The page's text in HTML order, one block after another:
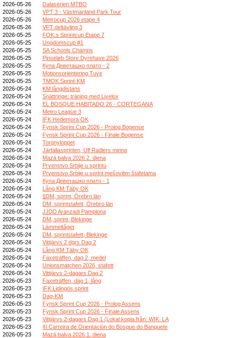
2026-05-26
Dalaserien MTBO
2026-05-26
VPT 3 - Västmanland Park Tour
2026-05-26
Metrocup 2026 etape 4
2026-05-26
VPT deltävling 3
2026-05-25
FOK:s Sprintcup Etapp 7
2026-05-25
Ungdomscup #1
2026-05-25
SA Schools Champs
2026-05-25
Pinseløb Store Dyrehave 2026
2026-05-25
Купа Деветашко плато - 2
2026-05-25
Motionsorientering Tuve
2026-05-25
TMOK Sprint-KM
2026-05-24
KM långdistans
2026-05-24
Snättringe: träning med Livelox
2026-05-24
EL BOSQUE HABITADO 26 - CORTEGANA
2026-05-24
Metro League 3
2026-05-24
IFK Hedemora OK
2026-05-24
Fynsk Sprint Cup 2026 - Prolog Bogense
2026-05-24
Fynsk Sprint Cup 2026 - Finale Bogense
2026-05-24
Torgnyloppet
2026-05-24
Järfällasprinten, Ulf Radlers minne
2026-05-24
Mazā balva 2026 2. diena
2026-05-24
Prvenstvo Srbije u sprintu
2026-05-24
Prvenstvo Srbije u sprint mešovitim štafetama
2026-05-24
Купа Деветашко плато - 1
2026-05-24
Lång KM Täby OK
2026-05-24
§DM, sprint, Örebro län
2026-05-24
DM, sprintstafett, Örebro län
2026-05-24
JJDD Aranzadi Pamplona
2026-05-24
DM, sprint, Blekinge
2026-05-24
Lämmeltåget
2026-05-24
DM, sprintstafett, Blekinge
2026-05-24
Vittjärvs 2 dgrs Dag 2
2026-05-24
Lång KM Täby OK
2026-05-24
Faxeträffen, dag 2, medel
2026-05-24
Unionsmatchen 2026, stafett
2026-05-24
Vittjärvs 2-dagars Dag 2
2026-05-23
Faxeträffen, dag 1, lång
2026-05-23
IFK Lidingös sprint
2026-05-23
Dag-KM
2026-05-23
Fynsk Sprint Cup 2026 - Prolog Assens
2026-05-23
Fynsk Sprint Cup 2026 - Finale Assens
2026-05-23
Vittjärvs 2-dagars Dag 1 (Lokal kopia från: WIK_LA
2026-05-23
III Carreira de Orientación do Bosque do Banquete
2026-05-23
Mazā balva 2026 1. diena